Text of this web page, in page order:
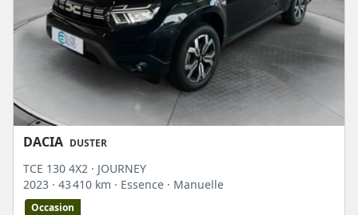
DACIA DUSTER
TCE 130 4X2 · JOURNEY
2023 · 43 410 km · Essence · Manuelle
Occasion